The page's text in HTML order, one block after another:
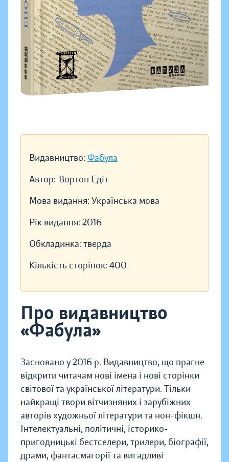
Видавництво: Фабула
Автор: Вортон Едіт
Мова видання: Українська мова
Рік видання: 2016
Обкладинка: тверда
Кількість сторінок: 400
Про видавництво
«Фабула»
Засновано у 2016 р. Видавництво, що прагне
відкрити читачам нові імена і нові сторінки
світової та української літератури. Тільки
найкращі твори вітчизняних і зарубіжних
авторів художньої літератури та нон-фікшн.
Інтелектуальні, політичні, історико-
пригодницькі бестселери, трилери, біографії,
драми, фантасмагорії та вигадливі